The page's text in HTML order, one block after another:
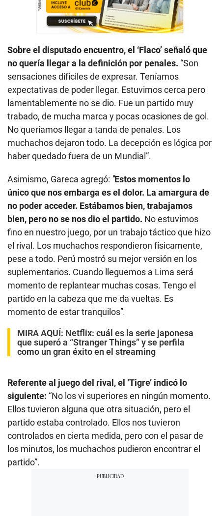
Sobre el disputado encuentro, el ‘Flaco’ señaló que
no quería llegar a la definición por penales. “Son
sensaciones difíciles de expresar. Teníamos
expectativas de poder llegar. Estuvimos cerca pero
lamentablemente no se dio. Fue un partido muy
trabado, de mucha marca y pocas ocasiones de gol.
No queríamos llegar a tanda de penales. Los
muchachos dejaron todo. La decepción es lógica por
haber quedado fuera de un Mundial”.
Asimismo, Gareca agregó: “Estos momentos lo
único que nos embarga es el dolor. La amargura de
no poder acceder. Estábamos bien, trabajamos
bien, pero no se nos dio el partido. No estuvimos
fino en nuestro juego, por un trabajo táctico que hizo
el rival. Los muchachos respondieron físicamente,
pese a todo. Perú mostró su mejor versión en los
suplementarios. Cuando lleguemos a Lima será
momento de replantear muchas cosas. Tengo el
partido en la cabeza que me da vueltas. Es
momento de estar tranquilos”.
MIRA AQUÍ: Netflix: cuál es la serie japonesa
que superó a “Stranger Things” y se perfila
como un gran éxito en el streaming
Referente al juego del rival, el ‘Tigre’ indicó lo
siguiente: “No los vi superiores en ningún momento.
Ellos tuvieron alguna que otra situación, pero el
partido estaba controlado. Ellos nos tuvieron
controlados en cierta medida, pero con el pasar de
los minutos, los muchachos pudieron encontrar el
partido”.